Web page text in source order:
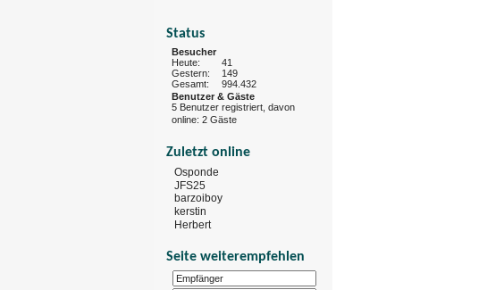
Status
Besucher
Heute:
41
Gestern:
149
Gesamt:
994.432
Benutzer & Gäste
5 Benutzer registriert, davon
online: 2 Gäste
Zuletzt online
Osponde
JFS25
barzoiboy
kerstin
Herbert
Seite weiterempfehlen